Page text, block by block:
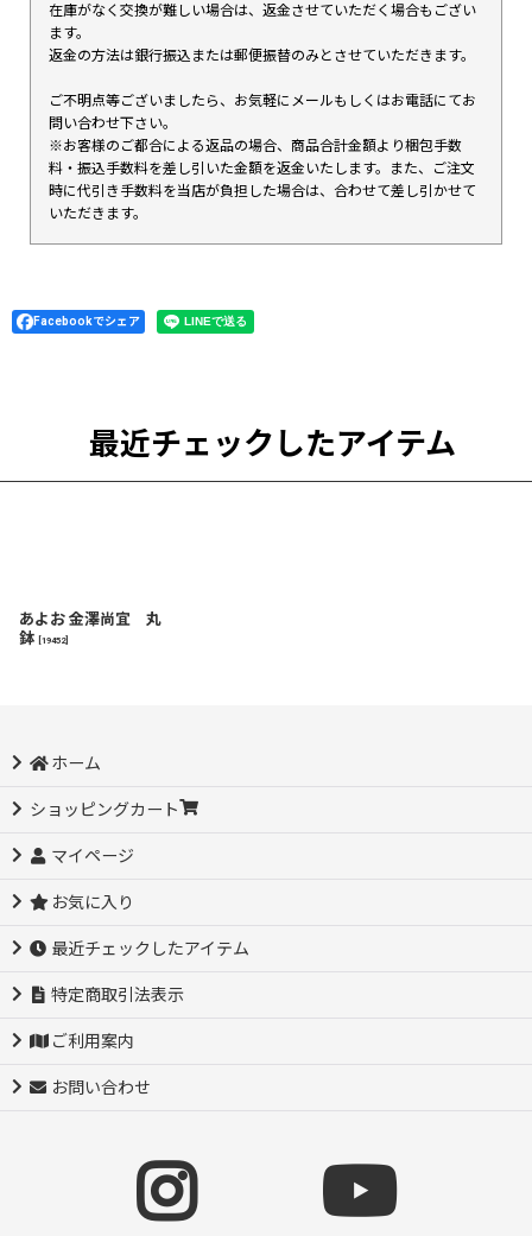
在庫がなく交換が難しい場合は、返金させていただく場合もござい
ます。
返金の方法は銀行振込または郵便振替のみとさせていただきます。
ご不明点等ございましたら、お気軽にメールもしくはお電話にてお
問い合わせ下さい。
※お客様のご都合による返品の場合、商品合計金額より梱包手数
料・振込手数料を差し引いた金額を返金いたします。また、ご注文
時に代引き手数料を当店が負担した場合は、合わせて差し引かせて
いただきます。
Facebookでシェア
最近チェックしたアイテム
あよお 金澤尚宜 丸
鉢
19452]
ホーム
ショッピングカート
マイページ
お気に入り
最近チェックしたアイテム
特定商取引法表示
ご利用案内
お問い合わせ